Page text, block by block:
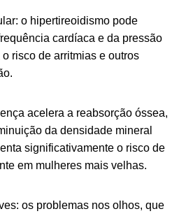
o hipertireoidismo pode
cardíaca e da pressão
risco de arritmias e outros
acelera a reabsorção óssea,
da densidade mineral
significativamente o risco de
em mulheres mais velhas.
os problemas nos olhos, que